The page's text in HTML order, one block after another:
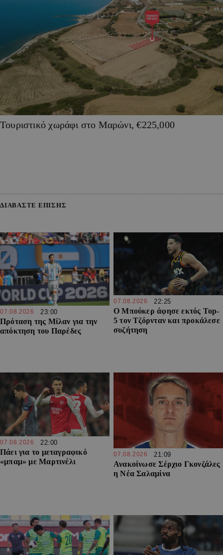
Τουριστικό χωράφι στο Μαρώνι, €225,000
ΔΙΑΒΑΣΤΕ ΕΠΙΣΗΣ
07.08.2026 23:00
Πρόταση της Μίλαν για την
απόκτηση του Παρέδες
07.08.2026 22:25
Ο Μπούκερ άφησε εκτός Top-
5 τον Τζόρνταν και προκάλεσε
συζήτηση
07.08.2026 22:00
Πάει για το μεταγραφικό
«μπαμ» με Μαρτινέλι
07.08.2026 21:09
Ανακοίνωσε Σέρχιο Γκονζάλες
η Νέα Σαλαμίνα